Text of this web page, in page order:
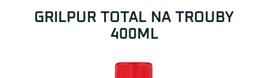
GRILPUR TOTAL NA TROUBY
400ML